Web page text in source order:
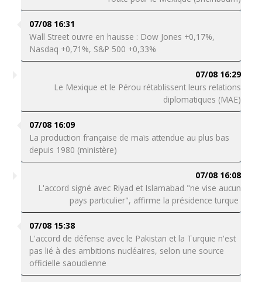
07/08 16:31
Wall Street ouvre en hausse : Dow Jones +0,17%,
Nasdaq +0,71%, S&P 500 +0,33%
07/08 16:29
Le Mexique et le Pérou rétablissent leurs relations
diplomatiques (MAE)
07/08 16:09
La production française de maïs attendue au plus bas
depuis 1980 (ministère)
07/08 16:08
L'accord signé avec Riyad et Islamabad "ne vise aucun
pays particulier", affirme la présidence turque
07/08 15:38
L'accord de défense avec le Pakistan et la Turquie n'est
pas lié à des ambitions nucléaires, selon une source
officielle saoudienne